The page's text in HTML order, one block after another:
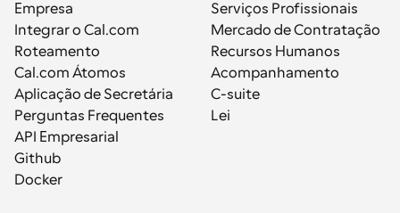
Empresa
Integrar o Cal.com
Roteamento
Cal.com Átomos
Aplicação de Secretária
Perguntas Frequentes
API Empresarial
Github
Docker
Serviços Profissionais
Mercado de Contratação
Recursos Humanos
Acompanhamento
C-suite
Lei